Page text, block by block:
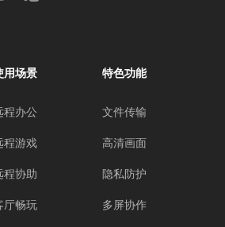
用场景
程办公
程游戏
程协助
厅畅玩
特色功能
文件传输
高清画面
隐私防护
多屏协作